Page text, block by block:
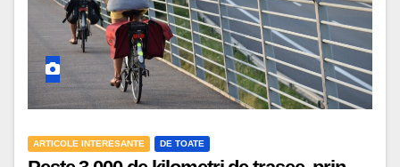
ARTICOLE INTERESANTE DE TOATE